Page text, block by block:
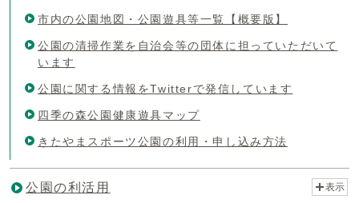
市内の公園地図・公園遊具等一覧【概要版】
公園の清掃作業を自治会等の団体に担っていただいて
います
公園に関する情報をTwitterで発信しています
四季の森公園健康遊具マップ
きたやまスポーツ公園の利用・申し込み方法
公園の利活用 表示